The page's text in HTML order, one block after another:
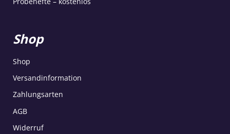
Shop
Shop
Versandinformation
Zahlungsarten
AGB
Widerruf